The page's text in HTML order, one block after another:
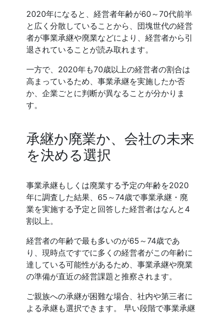
2020年になると、経営者年齢が60～70代前半
と広く分散していることから、団塊世代の経営
者が事業承継や廃業などにより、経営者から引
退されていることが読み取れます。
一方で、2020年も70歳以上の経営者の割合は
高まっているため、事業承継を実施したか否
か、企業ごとに判断が異なることが分かりま
す。
承継か廃業か、会社の未来
を決める選択
事業承継もしくは廃業する予定の年齢を2020
年に調査した結果、65～74歳で事業承継・廃
業を実施する予定と回答した経営者はなんと4
割以上。
経営者の年齢で最も多いのが65～74歳であ
り、現時点ですでに多くの経営者がこの年齢に
達している可能性があるため、事業承継や廃業
の準備が直近の経営課題と推察されます。
ご親族への承継が困難な場合、社内や第三者に
よる承継も選択できます。 早い段階で事業承継